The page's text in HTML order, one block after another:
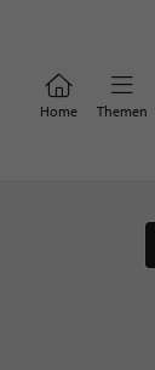
Home Themen